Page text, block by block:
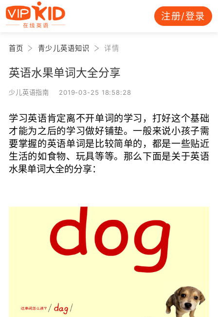
注册/登录
首页 青少儿英语知识 详情
英语水果单词大全分享
少儿英语指南 2019-03-25 18:58:28
学习英语肯定离不开单词的学习，打好这个基础
才能为之后的学习做好铺垫。一般来说小孩子需
要掌握的英语单词是比较简单的，都是一些贴近
生活的如食物、玩具等等。那么下面是关于英语
水果单词大全的分享：